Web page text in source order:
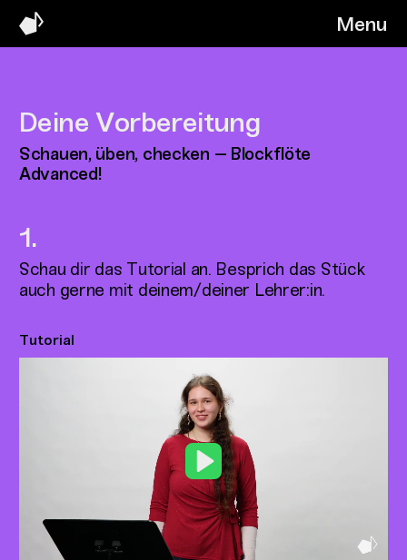
Menu
Deine Vorbereitung
Schauen, üben, checken – Blockflöte
Advanced!
Schau dir das Tutorial an. Besprich das Stück
auch gerne mit deinem/deiner Lehrer:in.
Tutorial
Play